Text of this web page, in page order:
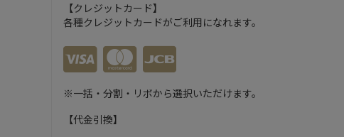
【クレジットカード】
各種クレジットカードがご利用になれます。
※一括・分割・リボから選択いただけます。
【代金引換】